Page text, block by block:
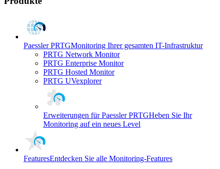
Paessler PRTGMonitoring Ihrer gesamten IT-Infrastruktur
PRTG Network Monitor
PRTG Enterprise Monitor
PRTG Hosted Monitor
PRTG UVexplorer
Erweiterungen für Paessler PRTGHeben Sie Ihr
Monitoring auf ein neues Level
FeaturesEntdecken Sie alle Monitoring-Features